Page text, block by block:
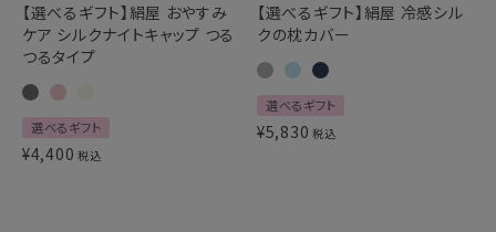
【選べるギフト】絹屋 おやすみ
ケア シルクナイトキャップ つる
つるタイプ
選べるギフト
¥4,400 税込
【選べるギフト】絹屋 冷感シル
クの枕カバー
選べるギフト
¥5,830 税込